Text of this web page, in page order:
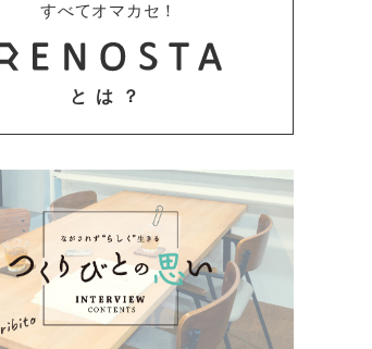
すべてオマカセ！
とは？